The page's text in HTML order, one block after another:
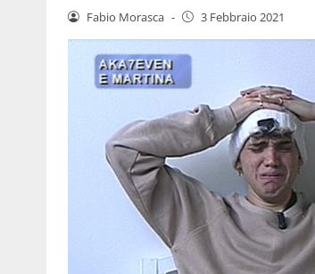
Fabio Morasca - 3 Febbraio 2021